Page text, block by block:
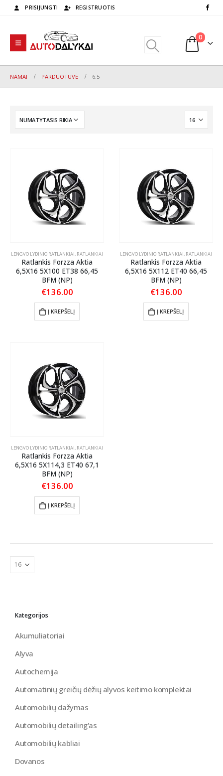
PRISIJUNGTI REGISTRUOTIS
0
NAMAI PARDUOTUVĖ 6.5
LENGVO LYDINIO RATLANKIAI, RATLANKIAI
Ratlankis Forzza Aktia
6,5X16 5X100 ET38 66,45
BFM (NP)
€136.00
Į KREPŠELĮ
LENGVO LYDINIO RATLANKIAI, RATLANKIAI
Ratlankis Forzza Aktia
6,5X16 5X112 ET40 66,45
BFM (NP)
€136.00
Į KREPŠELĮ
LENGVO LYDINIO RATLANKIAI, RATLANKIAI
Ratlankis Forzza Aktia
6,5X16 5X114,3 ET40 67,1
BFM (NP)
€136.00
Į KREPŠELĮ
Kategorijos
Akumuliatoriai
Alyva
Autochemija
Automatinių greičių dėžių alyvos keitimo komplektai
Automobilių dažymas
Automobilių detailing'as
Automobilių kabliai
Dovanos